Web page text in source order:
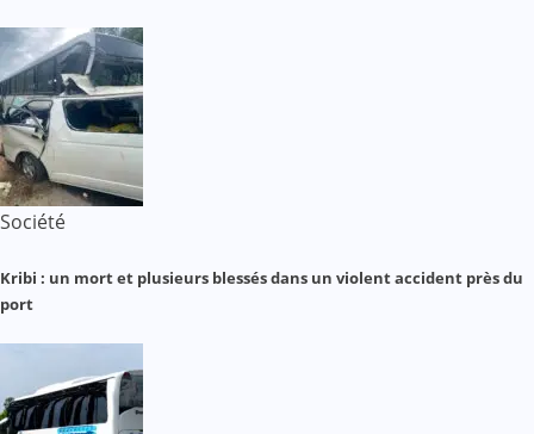
Société
Kribi : un mort et plusieurs blessés dans un violent accident près du
port